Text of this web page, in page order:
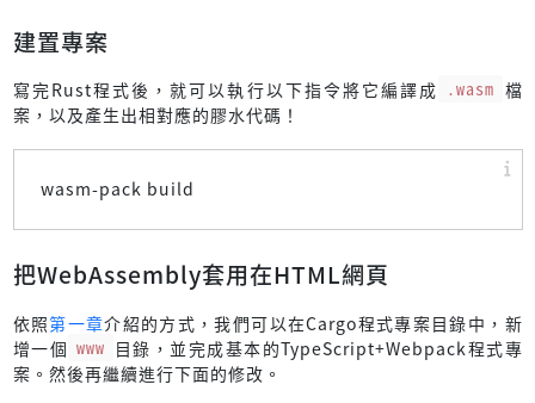
let mut counter = 0;
let left = if
let column < width_dec {
let top = if row > 0 { row - 1 } else {
let bottom = if row < height_dec { row +
for r in top..=bottom {
for c in left..=right {
if row == r && column == c {
assert!
let capacity = width as usize * height as usize;
        Universe {
            width,
            height,
        }
pub fn default_cells(&mut self) {
for (i, block) in self.blocks.
建置專案
寫完Rust程式後，就可以執行以下指令將它編譯成 .wasm 檔
案，以及產生出相對應的膠水代碼！
wasm-pack build
把WebAssembly套用在HTML網頁
依照第一章介紹的方式，我們可以在Cargo程式專案目錄中，新
增一個 www 目錄，並完成基本的TypeScript+Webpack程式專
案。然後再繼續進行下面的修改。